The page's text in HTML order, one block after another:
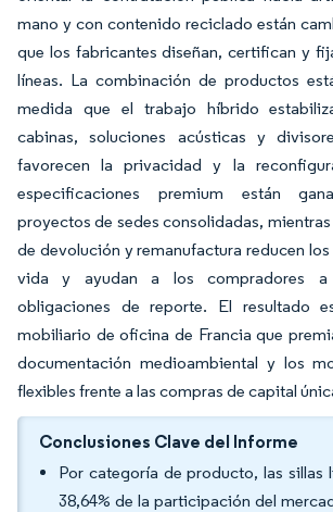
mano y con contenido reciclado están
que los fabricantes diseñan, certifican y
líneas. La combinación de productos
medida que el trabajo híbrido
cabinas, soluciones acústicas y
favorecen la privacidad y la
especificaciones premium están
proyectos de sedes consolidadas,
de devolución y remanufactura reducen
vida y ayudan a los compradores
obligaciones de reporte. El resultado
mobiliario de oficina de Francia que
documentación medioambiental y los
flexibles frente a las compras de capital
Conclusiones Clave del Informe
Por categoría de producto, las sillas
38,64% de la participación del